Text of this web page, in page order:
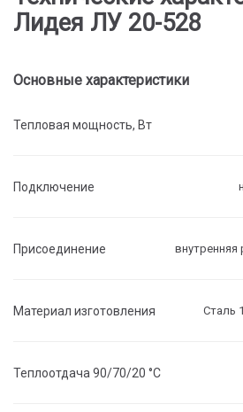
Лидея ЛУ 20-528
Основные характеристики
Тепловая мощность, Вт
Подключение
Присоединение
внутренняя
Материал изготовления Сталь
Теплоотдача 90/70/20 °C